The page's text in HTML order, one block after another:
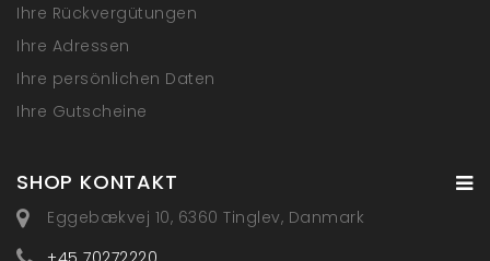
Ihre Rückvergütungen
Ihre Adressen
Ihre persönlichen Daten
Ihre Gutscheine
SHOP KONTAKT
Eggebækvej 10, 6360 Tinglev, Danmark